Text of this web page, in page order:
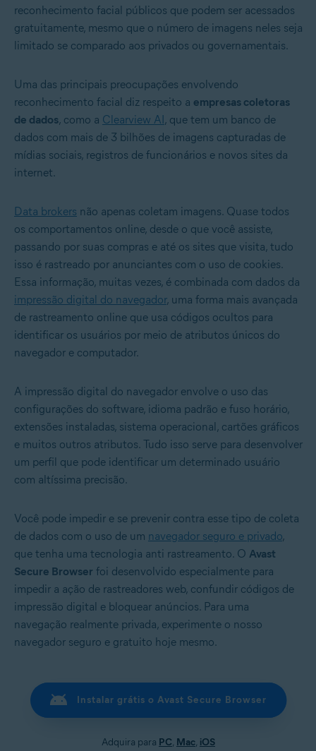
reconhecimento facial públicos que podem ser acessados
gratuitamente, mesmo que o número de imagens neles seja
limitado se comparado aos privados ou governamentais.
Uma das principais preocupações envolvendo
reconhecimento facial diz respeito a empresas coletoras
de dados, como a Clearview AI, que tem um banco de
dados com mais de 3 bilhões de imagens capturadas de
mídias sociais, registros de funcionários e novos sites da
internet.
Data brokers não apenas coletam imagens. Quase todos
os comportamentos online, desde o que você assiste,
passando por suas compras e até os sites que visita, tudo
isso é rastreado por anunciantes com o uso de cookies.
Essa informação, muitas vezes, é combinada com dados da
impressão digital do navegador, uma forma mais avançada
de rastreamento online que usa códigos ocultos para
identificar os usuários por meio de atributos únicos do
navegador e computador.
A impressão digital do navegador envolve o uso das
configurações do software, idioma padrão e fuso horário,
extensões instaladas, sistema operacional, cartões gráficos
e muitos outros atributos. Tudo isso serve para desenvolver
um perfil que pode identificar um determinado usuário
com altíssima precisão.
Você pode impedir e se prevenir contra esse tipo de coleta
de dados com o uso de um navegador seguro e privado,
que tenha uma tecnologia anti rastreamento. O Avast
Secure Browser foi desenvolvido especialmente para
impedir a ação de rastreadores web, confundir códigos de
impressão digital e bloquear anúncios. Para uma
navegação realmente privada, experimente o nosso
navegador seguro e gratuito hoje mesmo.
Instalar grátis o Avast Secure Browser
Adquira para PC, Mac, iOS